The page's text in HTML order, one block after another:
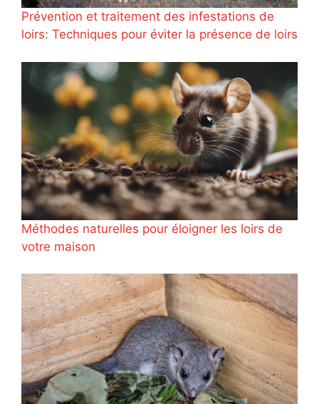
Prévention et traitement des infestations de
loirs: Techniques pour éviter la présence de loirs
Méthodes naturelles pour éloigner les loirs de
votre maison